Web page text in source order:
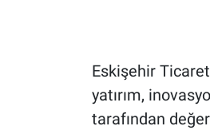
Eskişehir
yatırım,
tarafından